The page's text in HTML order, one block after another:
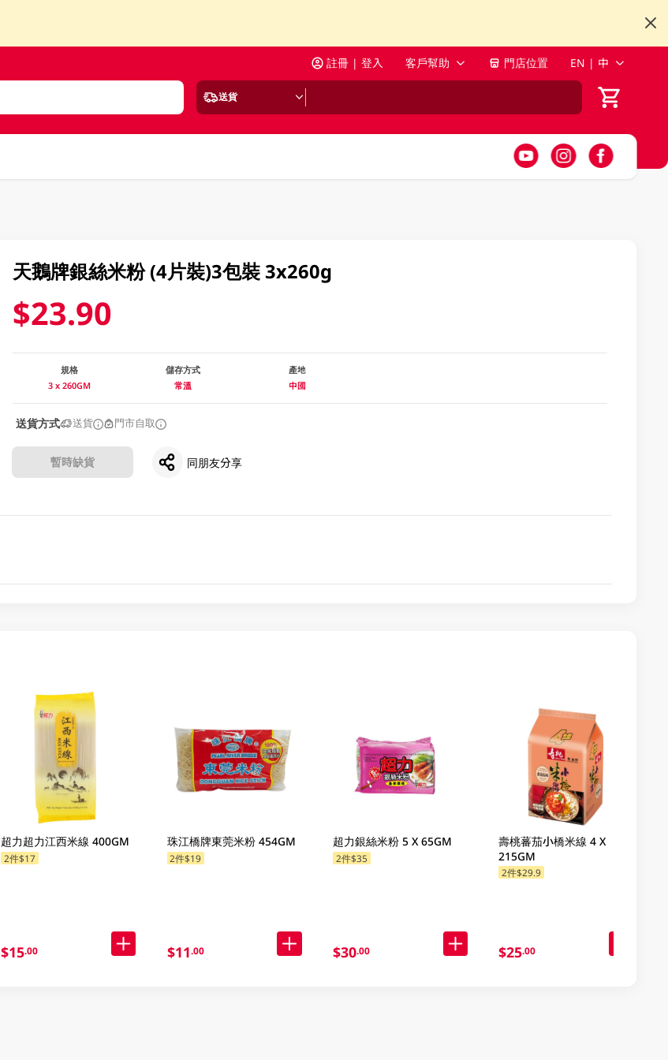
註冊 | 登入 客戶幫助 門店位置 EN | 中
送貨
天鵝牌銀絲米粉 (4片裝)3包裝 3x260g
$23.90
規格
3 x 260GM
儲存方式
常溫
產地
中國
送貨方式 送貨 門市自取
暫時缺貨 同朋友分享
超力超力江西米線 400GM
2件$17
$15.00
珠江橋牌東莞米粉 454GM
2件$19
$11.00
超力銀絲米粉 5 X 65GM
2件$35
$30.00
壽桃蕃茄小橋米線 4 X
215GM
2件$29.9
$25.00